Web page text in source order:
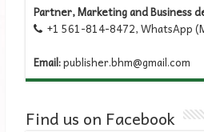
Partner, Marketing and Business
+1 561-814-8472, WhatsApp
Email:publisher.bhm@gmail.com
Find us on Facebook